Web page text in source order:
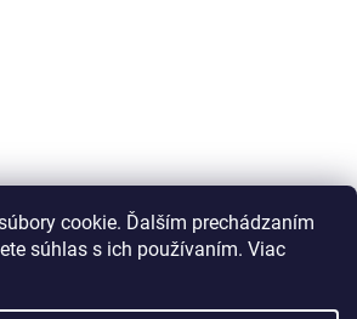
cookie. Ďalším prechádzaním
súhlas s ich používaním. Viac